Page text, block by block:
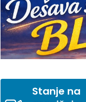
Stanje na